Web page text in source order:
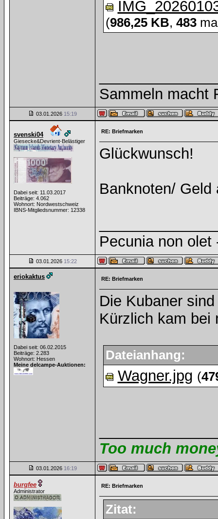
(986,25 KB, 483
Sammeln macht
03.01.2026 15:19
svenski04
Giesecke&Devrient-Belästiger
Dabei seit: 11.03.2017
Beiträge: 4.062
Wohnort: Nordwestschweiz
IBNS-Mitgliedsnummer: 12338
RE: Briefmarken
Glückwunsch!
Banknoten/
Pecunia non
03.01.2026 15:22
eriokaktus
Dabei seit: 06.02.2015
Beiträge: 2.283
Wohnort: Hessen
Meine delcampe-Auktionen:
RE: Briefmarken
Die Kubaner
Kürzlich kam bei
Dateianhang:
Wagner.jpg (
Too much
03.01.2026 16:19
burgfee
Administrator
RE: Briefmarken
Zitat: